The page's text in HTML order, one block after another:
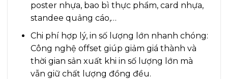
poster nhựa, bao bì thực phẩm, card nhựa,
standee quảng cáo,…
Chi phí hợp lý, in số lượng lớn nhanh chóng:
Công nghệ offset giúp giảm giá thành và
thời gian sản xuất khi in số lượng lớn mà
vẫn giữ chất lượng đồng đều.